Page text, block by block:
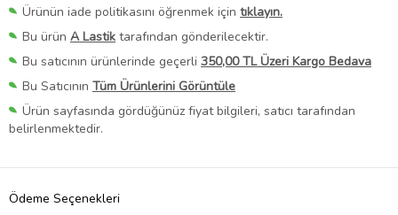
Ürünün iade politikasını öğrenmek için tıklayın.
Bu ürün A Lastik tarafından gönderilecektir.
Bu satıcının ürünlerinde geçerli 350,00 TL Üzeri Kargo Bedava
Bu Satıcının Tüm Ürünlerini Görüntüle
Ürün sayfasında gördüğünüz fiyat bilgileri, satıcı tarafından
belirlenmektedir.
Ödeme Seçenekleri